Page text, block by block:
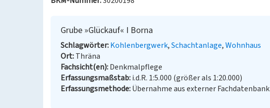
Grube »Glückauf« I Borna
Schlagwörter Kohlenbergwerk Schachtanlage Wohnhaus
Ort Thräna
Fachsicht(en) Denkmalpflege
Erfassungsmaßstab i.d.R. 1:5.000 (größer als 1:20.000)
Erfassungsmethode Übernahme aus externer Fachdatenbank